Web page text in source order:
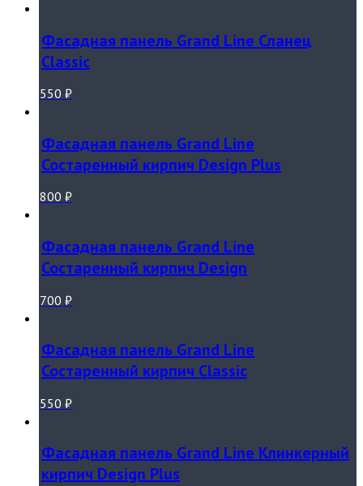
Фасадная панель Grand Line Сланец
Classic
550 ₽
Фасадная панель Grand Line
Состаренный кирпич Design Plus
800 ₽
Фасадная панель Grand Line
Состаренный кирпич Design
700 ₽
Фасадная панель Grand Line
Состаренный кирпич Classic
550 ₽
Фасадная панель Grand Line Клинкерный
кирпич Design Plus